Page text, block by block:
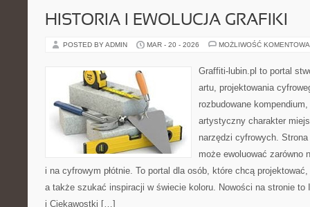
HISTORIA I EWOLUCJA GRAFIKI
POSTED BY ADMIN MAR - 20 - 2026 MOŻLIWOŚĆ
Graffiti-lubin.pl to portal
artu, projektowania
rozbudowane
artystyczny charakter
narzędzi cyfrowych.
może ewoluować zarówno
i na cyfrowym płótnie. To portal dla osób, które chcą
a także szukać inspiracji w świecie koloru. Nowości na stronie
i Ciekawostki […]